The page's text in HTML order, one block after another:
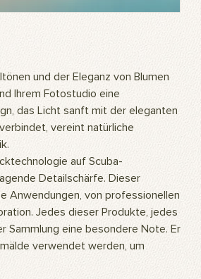
und der Eleganz von Blumen
Ihrem Fotostudio eine
das Licht sanft mit der eleganten
vereint natürliche
auf Scuba-
Detailschärfe. Dieser
Anwendungen, von professionellen
Jedes dieser Produkte, jedes
Sammlung eine besondere Note. Er
verwendet werden, um